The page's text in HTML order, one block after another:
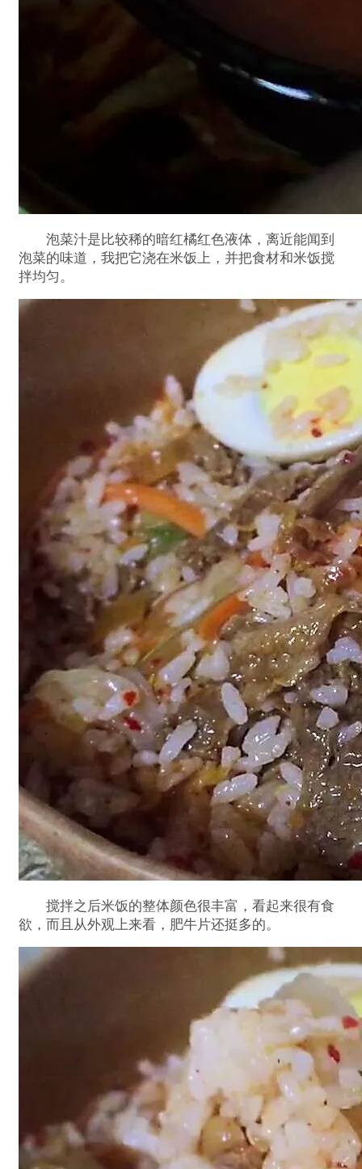
泡菜汁是比较稀的暗红橘红色液体，离近能闻到
泡菜的味道，我把它浇在米饭上，并把食材和米饭搅
拌均匀。
搅拌之后米饭的整体颜色很丰富，看起来很有食
欲，而且从外观上来看，肥牛片还挺多的。